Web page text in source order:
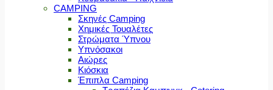
CAMPING
Σκηνές Camping
Χημικές Τουαλέτες
Στρώματα Ύπνου
Υπνόσακοι
Αιώρες
Κιόσκια
Έπιπλα Camping